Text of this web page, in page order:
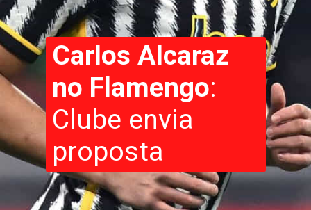
Carlos Alcaraz
no Flamengo:
Clube envia
proposta